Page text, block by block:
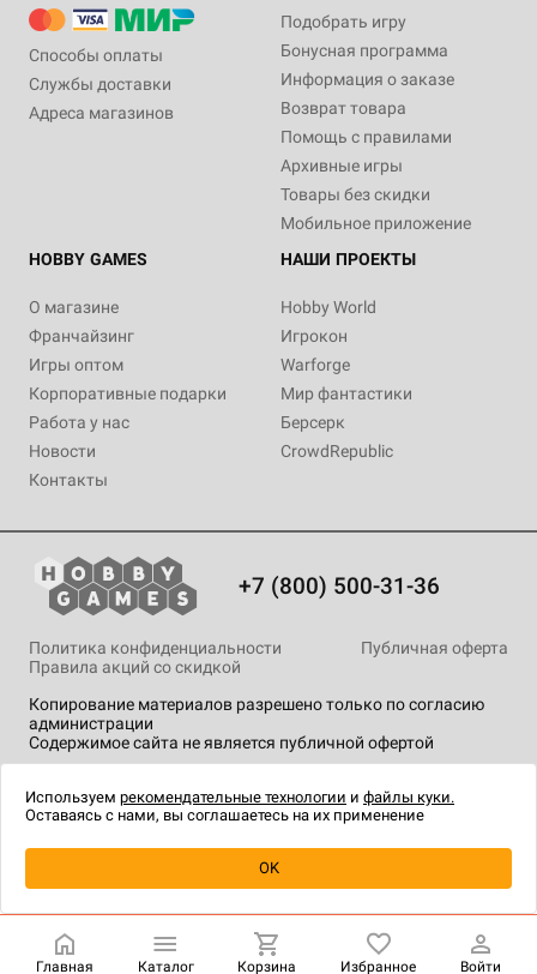
Уведомить о наличии
Способы оплаты
Службы доставки
Адреса магазинов
Подобрать игру
Бонусная программа
Информация о заказе
Возврат товара
Помощь с правилами
Архивные игры
Товары без скидки
Мобильное приложение
HOBBY GAMES
О магазине
Франчайзинг
Игры оптом
Корпоративные подарки
Работа у нас
Новости
Контакты
НАШИ ПРОЕКТЫ
Hobby World
Игрокон
Warforge
Мир фантастики
Берсерк
CrowdRepublic
+7 (800) 500-31-36
Копирование материалов разрешено только по согласию
администрации
Содержимое сайта не является публичной офертой
Политика конфиденциальности
Публичная оферта
Правила акций со скидкой
технологии.
Главная Каталог Корзина Избранное Войти
Используем рекомендательные технологии и файлы куки.
Оставаясь с нами, вы соглашаетесь на их применение
OK